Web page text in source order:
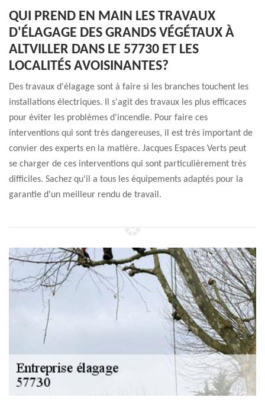
QUI PREND EN MAIN LES TRAVAUX
D'ÉLAGAGE DES GRANDS VÉGÉTAUX À
ALTVILLER DANS LE 57730 ET LES
LOCALITÉS AVOISINANTES?
Des travaux d'élagage sont à faire si les branches touchent les
installations électriques. Il s'agit des travaux les plus efficaces
pour éviter les problèmes d'incendie. Pour faire ces
interventions qui sont très dangereuses, il est très important de
convier des experts en la matière. Jacques Espaces Verts peut
se charger de ces interventions qui sont particulièrement très
difficiles. Sachez qu'il a tous les équipements adaptés pour la
garantie d'un meilleur rendu de travail.